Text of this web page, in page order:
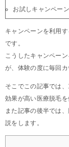
お試しキャンペー
キャンペーンを利用
です。
こうしたキャンペー
が、体験の度に毎回
そこでこの記事では
効果が高い医療脱毛
また記事の後半では
説をします。